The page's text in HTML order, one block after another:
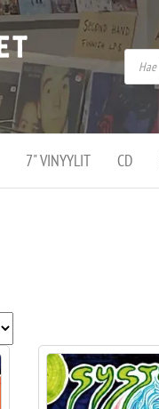
Stupido
Market –
verkossa
ja
kivijalassa
Stupido Market on
vaihtoehtomusaan
erikoistunut
verkko- sekä
kivijalkakauppa
Helsingissä
Kallion
7" VINYYLIT CD